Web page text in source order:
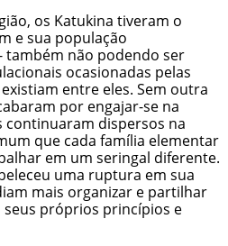
os Katukina tiveram o
e sua população
também não podendo ser
ocasionadas pelas
entre eles. Sem outra
por engajar-se na
continuaram dispersos na
que cada família elementar
em um seringal diferente.
uma ruptura em sua
mais organizar e partilhar
seus próprios princípios e